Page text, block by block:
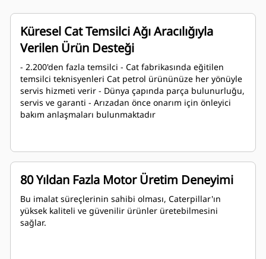
Küresel Cat Temsilci Ağı Aracılığıyla
Verilen Ürün Desteği
- 2.200'den fazla temsilci - Cat fabrikasında eğitilen
temsilci teknisyenleri Cat petrol ürününüze her yönüyle
servis hizmeti verir - Dünya çapında parça bulunurluğu,
servis ve garanti - Arızadan önce onarım için önleyici
bakım anlaşmaları bulunmaktadır
80 Yıldan Fazla Motor Üretim Deneyimi
Bu imalat süreçlerinin sahibi olması, Caterpillar'ın
yüksek kaliteli ve güvenilir ürünler üretebilmesini
sağlar.